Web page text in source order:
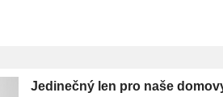
Jedinečný len pro naše